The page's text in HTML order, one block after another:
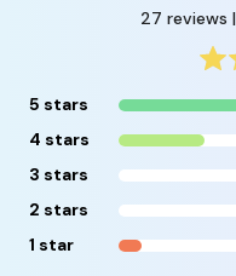
27 reviews
5 stars
4 stars
3 stars
2 stars
1 star